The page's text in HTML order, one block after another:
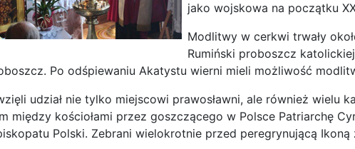
jako wojskowa na początku
Modlitwy w cerkwi trwały
Rumiński proboszcz
Po odśpiewaniu Akatystu wierni mieli możliwość
udział nie tylko miejscowi prawosławni, ale również wielu
między kościołami przez goszczącego w Polsce Patriarchę
Polski. Zebrani wielokrotnie przed peregrynującą